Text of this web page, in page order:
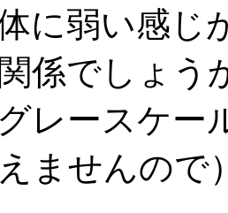
に弱い感じ
係でしょう
レースケー
ませんので